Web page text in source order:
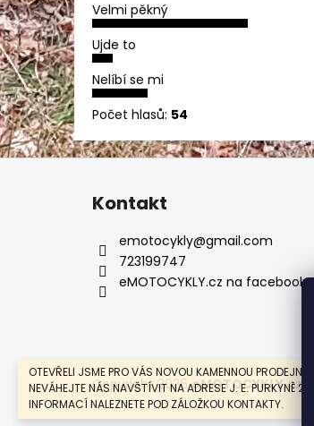
OTEVŘELI JSME PRO VÁS NOVOU KAMENNOU PRODEJNU
NEVÁHEJTE NÁS NAVŠTÍVIT NA ADRESE J. E. PURKYNĚ
INFORMACÍ NALEZNETE POD ZÁLOŽKOU KONTAKTY.
Velmi pěkný
Ujde to
Nelíbí se mi
Počet hlasů: 54
Z
Kontakt
emotocykly@gmail.com
723199747
eMOTOCYKLY.cz na facebooku
Copyright 2026eMOTOCYKLY.cz